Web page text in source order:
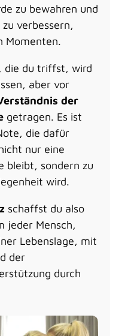
zu bewahren und
verbessern,
Momenten.
die du triffst, wird
aber vor
der
getragen. Es ist
die dafür
nur eine
bleibt, sondern zu
wird.
schaffst du also
jeder Mensch,
Lebenslage, mit
der
durch